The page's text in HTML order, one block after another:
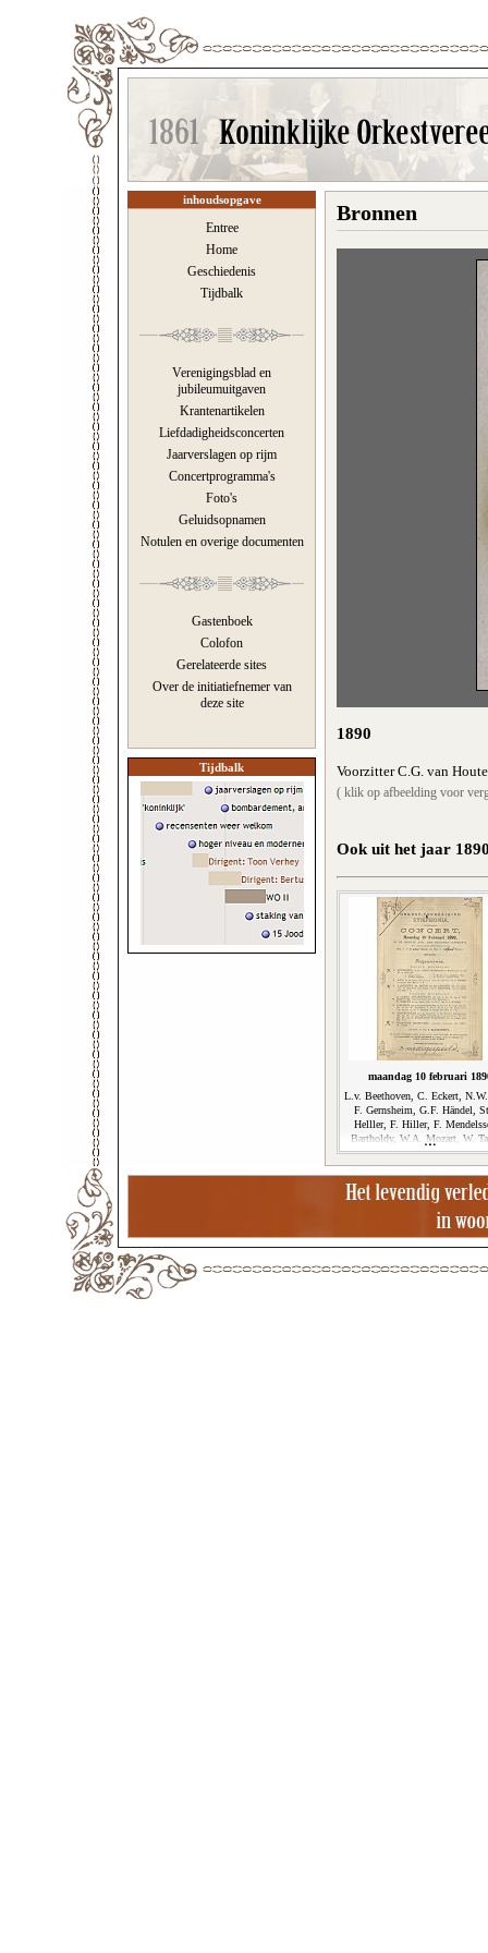
inhoudsopgave
Entree
Home
Geschiedenis
Tijdbalk
Verenigingsblad en
jubileumuitgaven
Krantenartikelen
Liefdadigheidsconcerten
Jaarverslagen op rijm
Concertprogramma's
Foto's
Geluidsopnamen
Notulen en overige documenten
Gastenboek
Colofon
Gerelateerde sites
Over de initiatiefnemer van
deze site
Tijdbalk
Bronnen
1890
Voorzitter C.G. van
( klik op afbeelding voor
Ook uit het jaar
maandag 10 februari
L.v. Beethoven, C. Eckert,
F. Gernsheim, G.F. Händel,
Helller, F. Hiller, F.
Bartholdy, W.A. Mozart, W.